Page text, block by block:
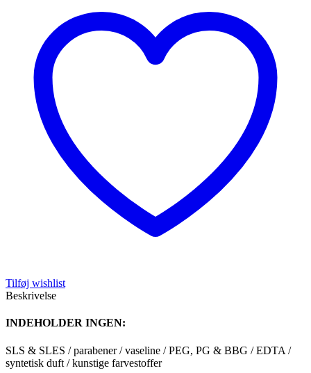
Tilføj wishlist
Beskrivelse
INDEHOLDER INGEN:
SLS & SLES / parabener / vaseline / PEG, PG & BBG / EDTA /
syntetisk duft / kunstige farvestoffer